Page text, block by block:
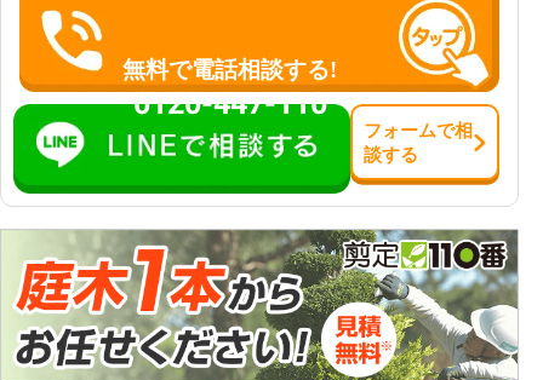
無料で電話相談する!
0120-447-110
フォームで相
談する